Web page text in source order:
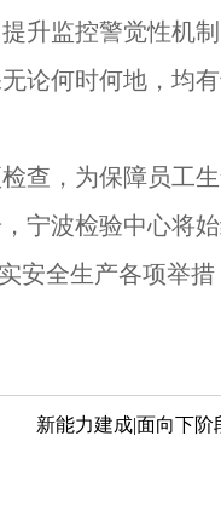
升监控警觉性机
论何时何地，均
查，为保障员工
宁波检验中心将
安全生产各项举